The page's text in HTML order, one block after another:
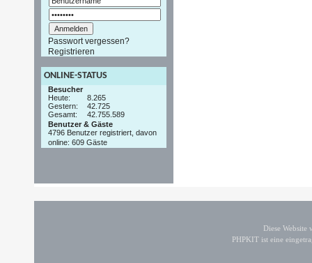
Passwort vergessen?
Registrieren
ONLINE-STATUS
Besucher
Heute:
8.265
Gestern:
42.725
Gesamt:
42.755.589
Benutzer & Gäste
4796 Benutzer registriert, davon
online: 609 Gäste
Diese
PHPKIT ist eine